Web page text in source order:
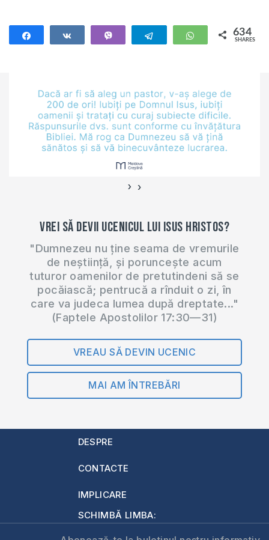
Lesson Devino
ucenicul-lui-
dumnezeu/ Anunț
pentru a…
Mondială a
Sănătății, de
etc. În acest video
vin cu 8 sfaturi
biblice pentru
creștinii din
România și
Telegram WhatsApp
634
SHARES
‹ ›
Vrei să devii ucenicul lui Isus Hristos?
"Dumnezeu nu ține seama de vremurile
de neștiință, și poruncește acum
tuturor oamenilor de pretutindeni să se
pocăiască; pentrucă a rînduit o zi, în
care va judeca lumea după dreptate..."
(Faptele Apostolilor 17:30—31)
VREAU SĂ DEVIN UCENIC
MAI AM ÎNTREBĂRI
DESPRE
CONTACTE
IMPLICARE
SCHIMBĂ LIMBA: